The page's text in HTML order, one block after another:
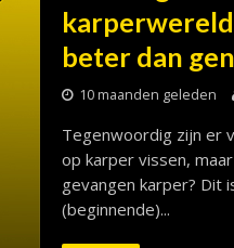
beter dan
10 maanden geleden
Tegenwoordig zijn er
op karper vissen,
gevangen karper? Dit
(beginnende)...